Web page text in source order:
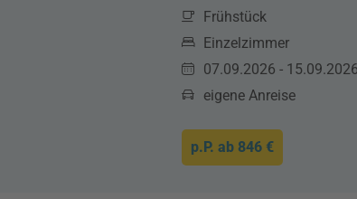
Frühstück
Einzelzimmer
07.09.2026 -
eigene Anreise
p.P. ab 846 €